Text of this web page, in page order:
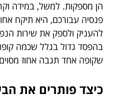
הן מספקות. למשל, במידה
פנסיה עבורכם, היא תיקח
להעניק ולספק את שירות
בהפסד גדול בגלל שכמה
שקופה אחד תגבה אחוז
כיצד פותרים את